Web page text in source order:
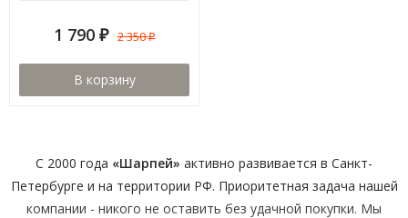
1 790 ₽ 2 350₽
В корзину
C 2000 года «Шарпей» активно развивается в Санкт-
Петербурге и на территории РФ. Приоритетная задача нашей
компании - никого не оставить без удачной покупки. Мы